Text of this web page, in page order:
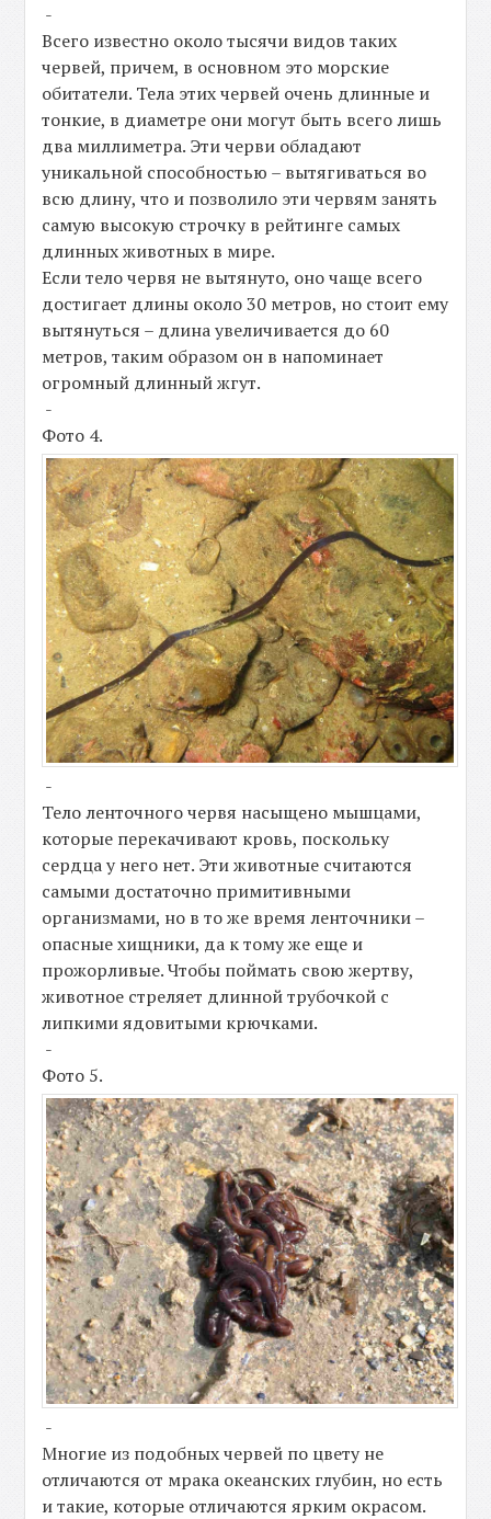
-
Всего известно около тысячи видов таких
червей, причем, в основном это морские
обитатели. Тела этих червей очень длинные и
тонкие, в диаметре они могут быть всего лишь
два миллиметра. Эти черви обладают
уникальной способностью – вытягиваться во
всю длину, что и позволило эти червям занять
самую высокую строчку в рейтинге самых
длинных животных в мире.
Если тело червя не вытянуто, оно чаще всего
достигает длины около 30 метров, но стоит ему
вытянуться – длина увеличивается до 60
метров, таким образом он в напоминает
огромный длинный жгут.
-
Фото 4.
-
Тело ленточного червя насыщено мышцами,
которые перекачивают кровь, поскольку
сердца у него нет. Эти животные считаются
самыми достаточно примитивными
организмами, но в то же время ленточники –
опасные хищники, да к тому же еще и
прожорливые. Чтобы поймать свою жертву,
животное стреляет длинной трубочкой с
липкими ядовитыми крючками.
-
Фото 5.
-
Многие из подобных червей по цвету не
отличаются от мрака океанских глубин, но есть
и такие, которые отличаются ярким окрасом.